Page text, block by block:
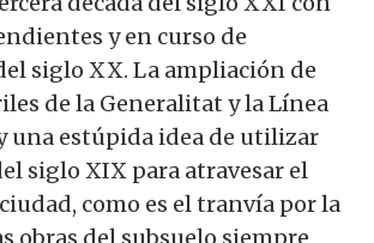
y en curso de
siglo XX. La ampliación de
de la Generalitat y la Línea
una estúpida idea de utilizar
siglo XIX para atravesar el
como es el tranvía por la
obras del subsuelo siempre